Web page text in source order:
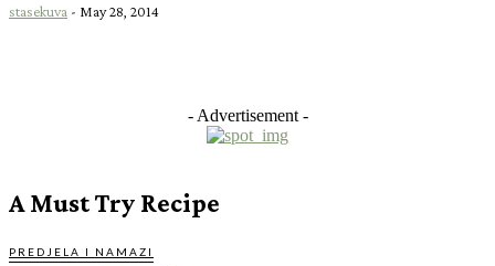
stasekuva - May 28, 2014
- Advertisement -
A Must Try Recipe
PREDJELA I NAMAZI